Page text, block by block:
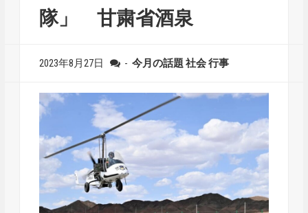
隊」 甘粛省酒泉
2023年8月27日 - 今月の話題 社会行事